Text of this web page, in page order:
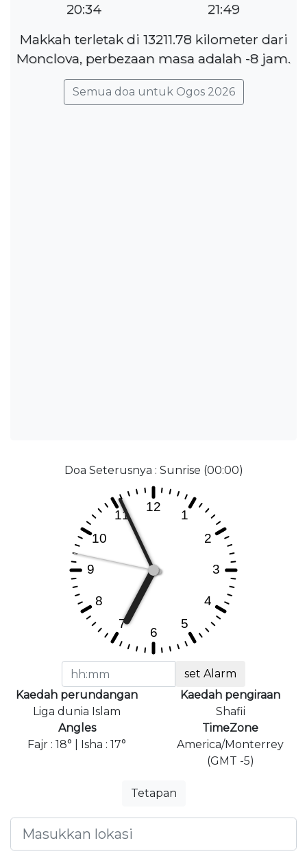
20:34
21:49
Makkah terletak di 13211.78 kilometer dari
Monclova, perbezaan masa adalah -8 jam.
Semua doa untuk Ogos 2026
Doa Seterusnya : Sunrise (00:00)
set Alarm
Kaedah perundangan
Liga dunia Islam
Kaedah pengiraan
Shafii
Angles
Fajr : 18° | Isha : 17°
TimeZone
America/Monterrey
(GMT -5)
Tetapan